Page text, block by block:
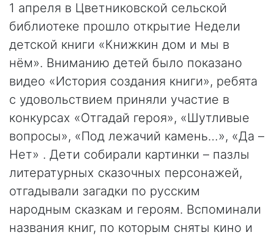
1 апреля в Цветниковской сельской
библиотеке прошло открытие Недели
детской книги «Книжкин дом и мы в
нём». Вниманию детей было показано
видео «История создания книги», ребята
с удовольствием приняли участие в
конкурсах «Отгадай героя», «Шутливые
вопросы», «Под лежачий камень…», «Да –
Нет» . Дети собирали картинки – пазлы
литературных сказочных персонажей,
отгадывали загадки по русским
народным сказкам и героям. Вспоминали
названия книг, по которым сняты кино и